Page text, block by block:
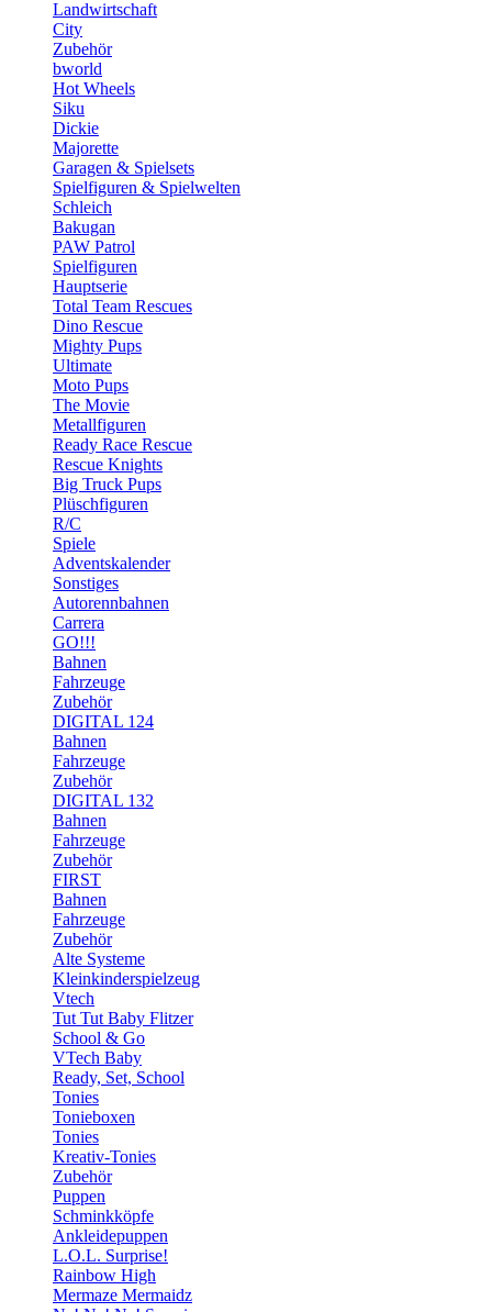
Landwirtschaft
City
Zubehör
bworld
Hot Wheels
Siku
Dickie
Majorette
Garagen & Spielsets
Spielfiguren & Spielwelten
Schleich
Bakugan
PAW Patrol
Spielfiguren
Hauptserie
Total Team Rescues
Dino Rescue
Mighty Pups
Ultimate
Moto Pups
The Movie
Metallfiguren
Ready Race Rescue
Rescue Knights
Big Truck Pups
Plüschfiguren
R/C
Spiele
Adventskalender
Sonstiges
Autorennbahnen
Carrera
GO!!!
Bahnen
Fahrzeuge
Zubehör
DIGITAL 124
Bahnen
Fahrzeuge
Zubehör
DIGITAL 132
Bahnen
Fahrzeuge
Zubehör
FIRST
Bahnen
Fahrzeuge
Zubehör
Alte Systeme
Kleinkinderspielzeug
Vtech
Tut Tut Baby Flitzer
School & Go
VTech Baby
Ready, Set, School
Tonies
Tonieboxen
Tonies
Kreativ-Tonies
Zubehör
Puppen
Schminkköpfe
Ankleidepuppen
L.O.L. Surprise!
Rainbow High
Mermaze Mermaidz